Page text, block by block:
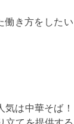
働き方をしたい
は中華そば！